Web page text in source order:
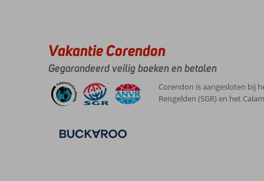
Anoniem
Nederland
Gezin met oud(ere) kind(eren)
,
25 juli 2026
Titreyengol:
Side
een
prachtige
stad
om
bezoeken.
Ligging 8
Service
9
Prijs/kwaliteit 8
Eten
7
Kamers 8
Kindvriendelijk
Vakantie Corendon
Gegarandeerd veilig boeken en betalen
Corendon is aangesloten bij
Reisgelden (SGR) en het